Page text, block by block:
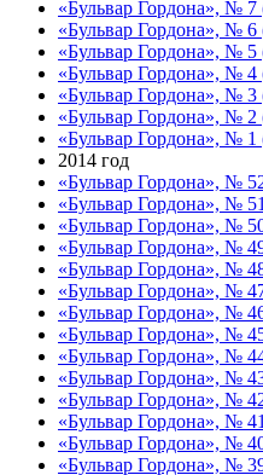
«Бульвар Гордона», № 7
«Бульвар Гордона», № 6
«Бульвар Гордона», № 5
«Бульвар Гордона», № 4
«Бульвар Гордона», № 3
«Бульвар Гордона», № 2
«Бульвар Гордона», № 1
2014 год
«Бульвар Гордона», №
«Бульвар Гордона», №
«Бульвар Гордона», №
«Бульвар Гордона», №
«Бульвар Гордона», №
«Бульвар Гордона», №
«Бульвар Гордона», №
«Бульвар Гордона», №
«Бульвар Гордона», №
«Бульвар Гордона», №
«Бульвар Гордона», №
«Бульвар Гордона», №
«Бульвар Гордона», №
«Бульвар Гордона», №